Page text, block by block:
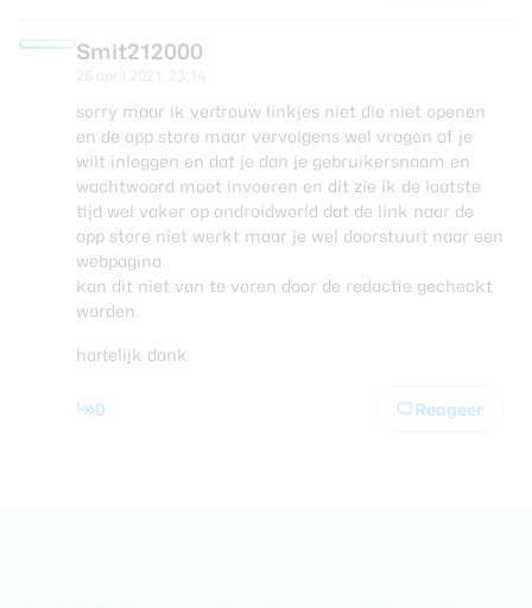
Smit212000
sorry maar ik vertrouw linkjes niet die niet openen
en de app store maar vervolgens wel vragen of je
wilt inloggen en dat je dan je gebruikersnaam en
wachtwoord moet invoeren en dit zie ik de laatste
tijd wel vaker op androidworld dat de link naar de
app store niet werkt maar je wel doorstuurt naar een
webpagina.
kan dit niet van te voren door de redactie gecheckt
worden.
hartelijk dank
0 Reageer